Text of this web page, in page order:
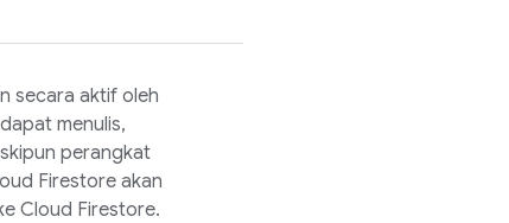
secara aktif oleh
menulis,
perangkat
Firestoreakan
Cloud Firestore.